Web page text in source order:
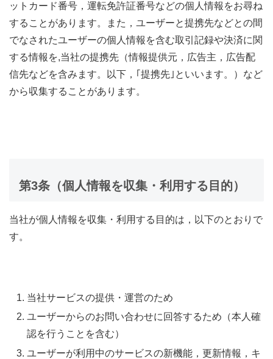
ットカード番号，運転免許証番号などの個人情報をお尋ね
することがあります。また，ユーザーと提携先などとの間
でなされたユーザーの個人情報を含む取引記録や決済に関
する情報を,当社の提携先（情報提供元，広告主，広告配
信先などを含みます。以下，｢提携先｣といいます。）など
から収集することがあります。
第3条（個人情報を収集・利用する目的）
当社が個人情報を収集・利用する目的は，以下のとおりで
す。
当社サービスの提供・運営のため
ユーザーからのお問い合わせに回答するため（本人確
認を行うことを含む）
ユーザーが利用中のサービスの新機能，更新情報，キ